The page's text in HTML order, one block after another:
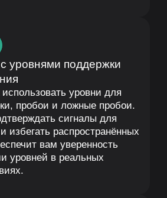
на рынке.
являются
ценовых движений,
реагируют на них.
вам лучше понимать
и ценовыми
и как их быстро
для поиска